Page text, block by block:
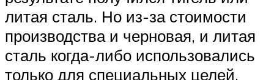
литая сталь. Но из-за стоимости
производства и черновая, и литая
сталь когда-либо использовались
только для специальных целей.